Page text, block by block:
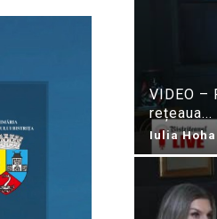
VIDEO –
rețeaua...
Iulia Hoha